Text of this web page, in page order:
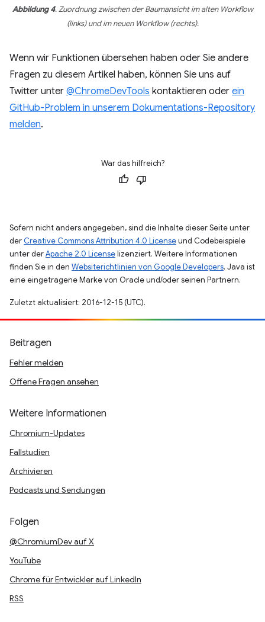
Abbildung 4. Zuordnung zwischen der Baumansicht im alten Workflow
(links) und im neuen Workflow (rechts).
Wenn wir Funktionen übersehen haben oder Sie andere
Fragen zu diesem Artikel haben, können Sie uns auf
Twitter unter @ChromeDevTools kontaktieren oder ein
GitHub-Problem in unserem Dokumentations-Repository
melden.
War das hilfreich?
Sofern nicht anders angegeben, sind die Inhalte dieser Seite unter
der Creative Commons Attribution 4.0 Licenseund Codebeispiele
unter derApache 2.0 Licenselizenziert. Weitere Informationen
finden Sie in den Websiterichtlinien von Google Developers. Java ist
eine eingetragene Marke von Oracle und/oder seinen Partnern.
Zuletzt aktualisiert: 2016-12-15 (UTC).
Beitragen
Fehler melden
Offene Fragen ansehen
Weitere Informationen
Chromium-Updates
Fallstudien
Archivieren
Podcasts und Sendungen
Folgen
@ChromiumDev auf X
YouTube
Chrome für Entwickler auf LinkedIn
RSS